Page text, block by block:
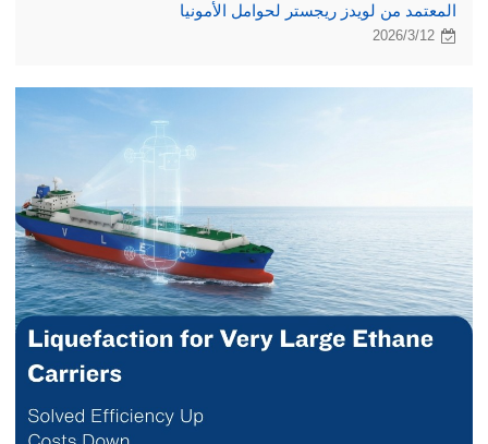
المعتمد من لويدز ريجستر لحوامل الأمونيا
2026/3/12